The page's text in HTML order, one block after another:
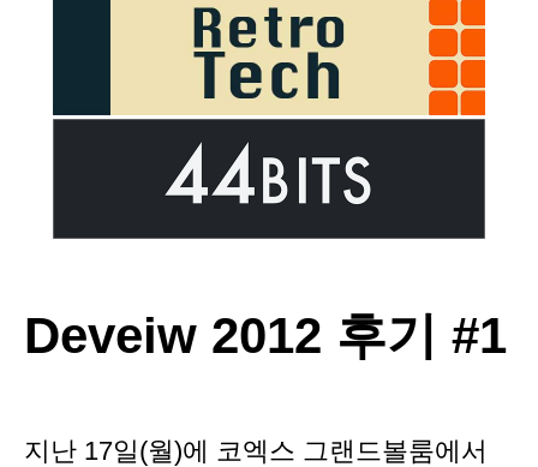
Deveiw 2012 후기 #1
지난 17일(월)에 코엑스 그랜드볼룸에서